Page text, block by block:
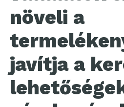
növeli a
javítja a